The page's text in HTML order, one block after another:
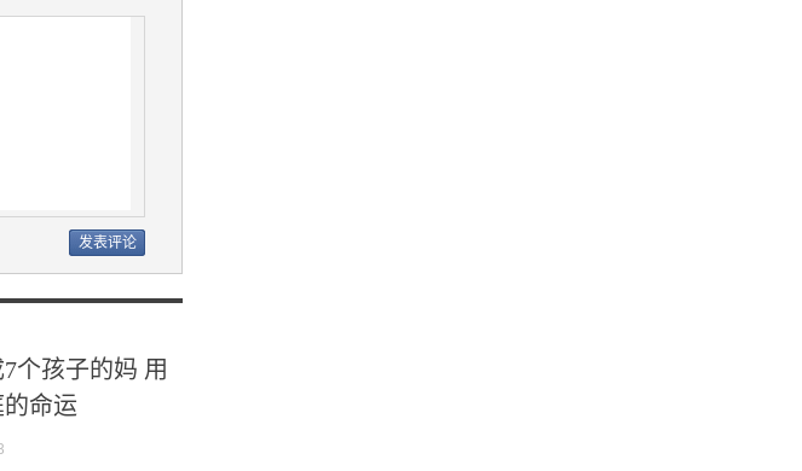
个孩子的妈 用
命运